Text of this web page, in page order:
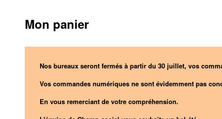
Mon panier
Nos bureaux seront fermés à partir du 30 juillet, vos
Vos commandes numériques ne sont évidemment pas
En vous remerciant de votre compréhension.